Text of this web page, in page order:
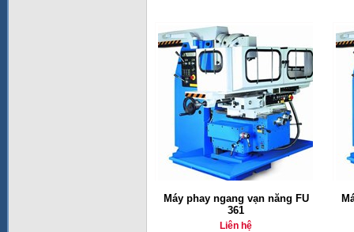
Máy phay ngang vạn năng FU
361
Liên hệ